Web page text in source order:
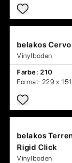
belakos
Vinylboden
Farbe: 210
Format: 229 x
belakos
Rigid Click
Vinylboden